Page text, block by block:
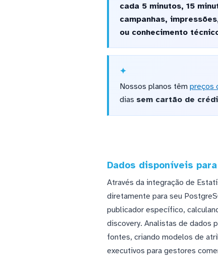
cada 5 minutos, 15
campanhas,
ou conhecimento
Nossos planos têm preços
dias sem cartão de
Dados disponíveis
Através da integração de
diretamente para seu
publicador específico,
discovery. Analistas de dados
fontes, criando modelos de
executivos para gestores